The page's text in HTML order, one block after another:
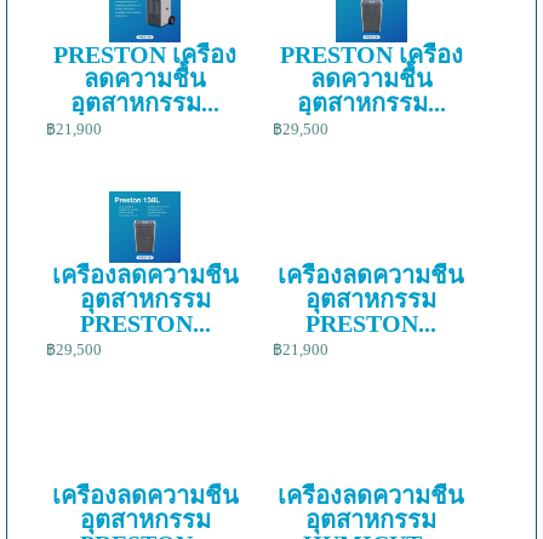
PRESTON เครื่อง
ลดความชื้น
อุตสาหกรรม...
฿21,900
PRESTON เครื่อง
ลดความชื้น
อุตสาหกรรม...
฿29,500
เครื่องลดความชื้น
อุตสาหกรรม
PRESTON...
฿29,500
เครื่องลดความชื้น
อุตสาหกรรม
PRESTON...
฿21,900
เครื่องลดความชื้น
อุตสาหกรรม
เครื่องลดความชื้น
อุตสาหกรรม